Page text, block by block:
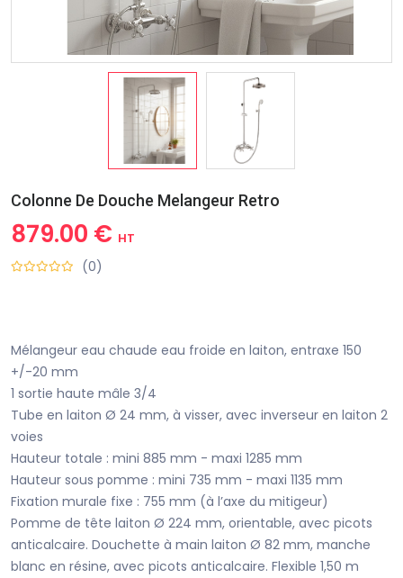
Colonne De Douche Melangeur Retro
879.00 € HT
(0)
Mélangeur eau chaude eau froide en laiton, entraxe 150
+/-20 mm
1 sortie haute mâle 3/4
Tube en laiton Ø 24 mm, à visser, avec inverseur en laiton 2
voies
Hauteur totale : mini 885 mm - maxi 1285 mm
Hauteur sous pomme : mini 735 mm - maxi 1135 mm
Fixation murale fixe : 755 mm (à l’axe du mitigeur)
Pomme de tête laiton Ø 224 mm, orientable, avec picots
anticalcaire. Douchette à main laiton Ø 82 mm, manche
blanc en résine, avec picots anticalcaire. Flexible 1,50 m